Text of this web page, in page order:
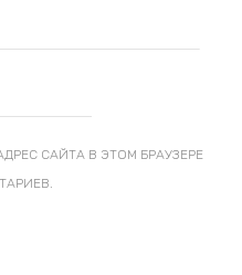
САЙТА В ЭТОМ БРАУЗЕРЕ